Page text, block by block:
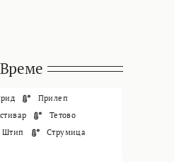
Време
Прилеп
Тетово
Штип
Струмица